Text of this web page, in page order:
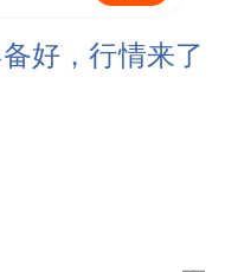
好，行情来了